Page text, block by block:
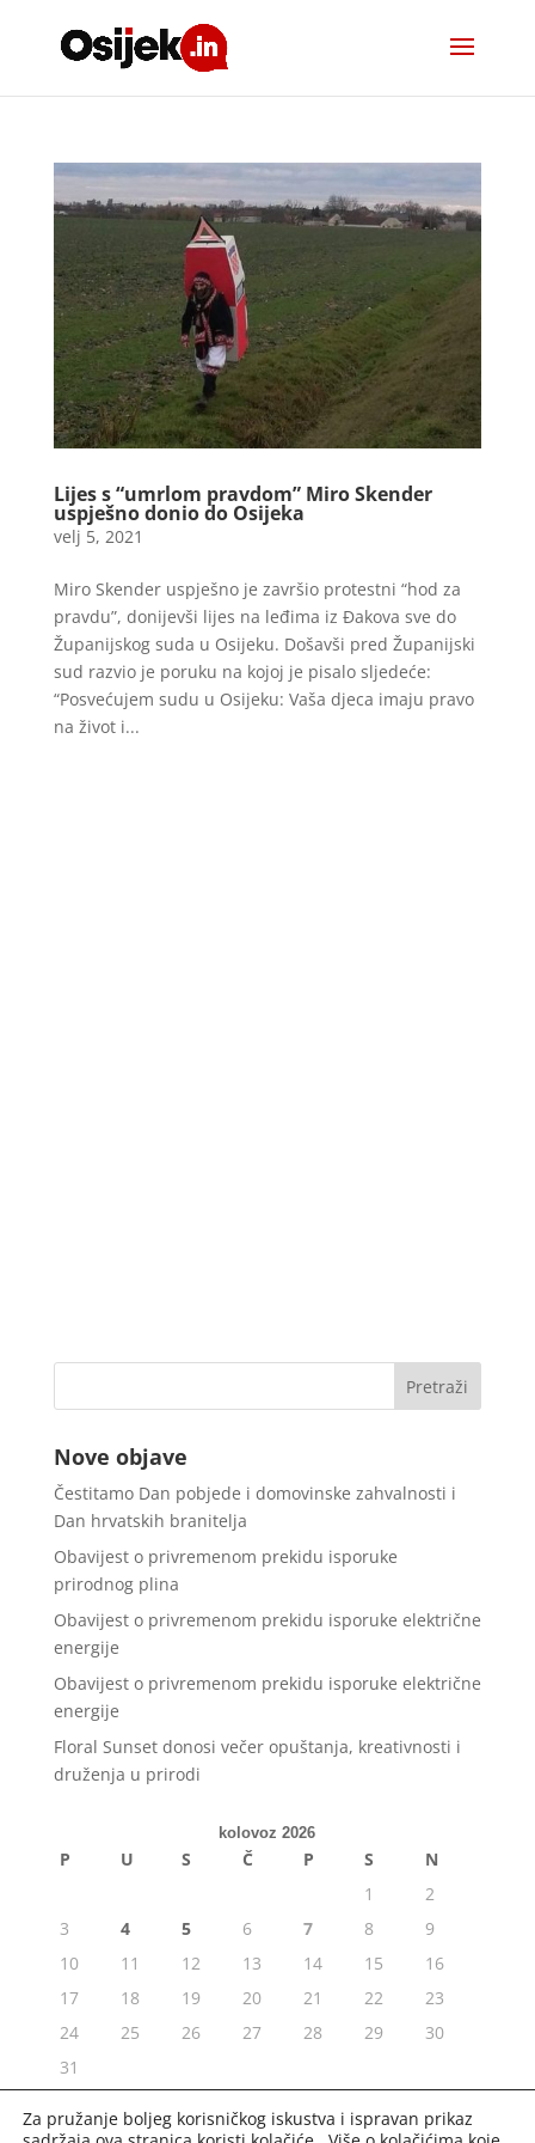
Lijes s “umrlom pravdom” Miro Skender
uspješno donio do Osijeka
velj 5, 2021
Miro Skender uspješno je završio protestni “hod za
pravdu”, donijevši lijes na leđima iz Đakova sve do
Županijskog suda u Osijeku. Došavši pred Županijski
sud razvio je poruku na kojoj je pisalo sljedeće:
“Posvećujem sudu u Osijeku: Vaša djeca imaju pravo
na život i...
Nove objave
Čestitamo Dan pobjede i domovinske zahvalnosti i
Dan hrvatskih branitelja
Obavijest o privremenom prekidu isporuke
prirodnog plina
Obavijest o privremenom prekidu isporuke električne
energije
Obavijest o privremenom prekidu isporuke električne
energije
Floral Sunset donosi večer opuštanja, kreativnosti i
druženja u prirodi
kolovoz 2026
P U S Č P S
N
1
2
3
4 5 6 7 8
9
10
11 12 13 14 15
16
17
18 19 20 21 22
23
24
25 26 27 28 29
30
31
« srp
Za pružanje boljeg korisničkog iskustva i ispravan prikaz